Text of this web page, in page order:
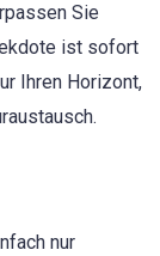
Sie
ist sofort
Ihren Horizont,
nur